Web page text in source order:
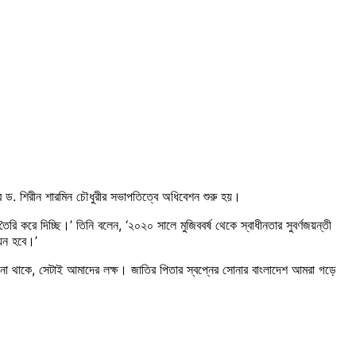
শিরীন শারমিন চৌধুরীর সভাপতিত্বে অধিবেশন শুরু হয়।
দিচ্ছি।’ তিনি বলেন, ‘২০২০ সালে মুজিববর্ষ থেকে স্বাধীনতার সুবর্ণজয়ন্তী
হবে।’
থাকে, সেটাই আমাদের লক্ষ। জাতির পিতার স্বপ্নের সোনার বাংলাদেশ আমরা গড়ে